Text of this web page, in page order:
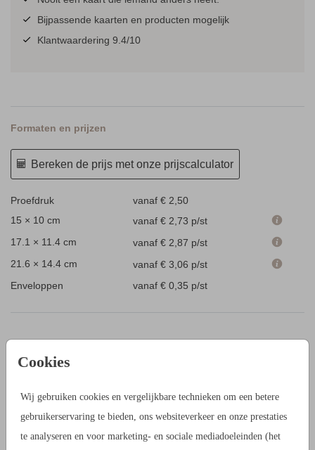
Cookies
Wij gebruiken cookies en vergelijkbare technieken om een betere
gebruikerservaring te bieden, ons websiteverkeer en onze prestaties
te analyseren en voor marketing- en sociale mediadoeleinden (het
Bijpassende kaarten en producten mogelijk
Klantwaardering 9.4/10
Formaten en prijzen
Bereken de prijs met onze prijscalculator
Proefdruk
vanaf € 2,50
15 × 10 cm
vanaf € 2,73 p/st
17.1 × 11.4 cm
vanaf € 2,87 p/st
21.6 × 14.4 cm
vanaf € 3,06 p/st
Enveloppen
vanaf € 0,35 p/st
Een kerstkaart met de tekst Gezegende Kerstdagen in
goudfolie. Deze kan aangepast worden in de kaartopmaker.